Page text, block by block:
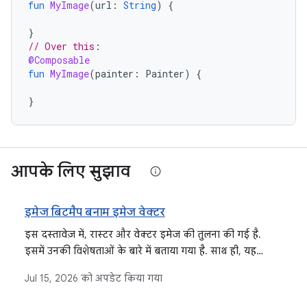
fun MyImage(url : String) {
}
// Over this:
@Composable
fun MyImage(painter : Painter) {
}
आपके लिए सुझाव
इमेज बिटमैप बनाम इमेज वेक्टर
इस दस्तावेज़ में, रास्टर और वेक्टर इमेज की तुलना की गई है.
इसमें उनकी विशेषताओं के बारे में बताया गया है. साथ ही, यह
ImageVector के तौर पर कैसे लोड और इस्तेमाल किया जाता है.
Jul 15, 2026 को अपडेट किया गया